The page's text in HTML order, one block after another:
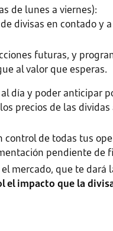
de lunes a viernes):
divisas en contado y
futuras, y
al valor que esperas.
día y poder anticipar
precios de las
control de todas tus
pendiente de
mercado, que te dará
el impacto que la